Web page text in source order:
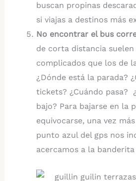
buscan propinas
si viajas a destinos más
No encontrar el bus
de corta distancia suelen
complicados que los de
¿Dónde está la parada?
tickets? ¿Cuándo pasa?
bajo? Para bajarse en la
equivocarse, una vez
punto azul del gps nos
acercamos a la banderita